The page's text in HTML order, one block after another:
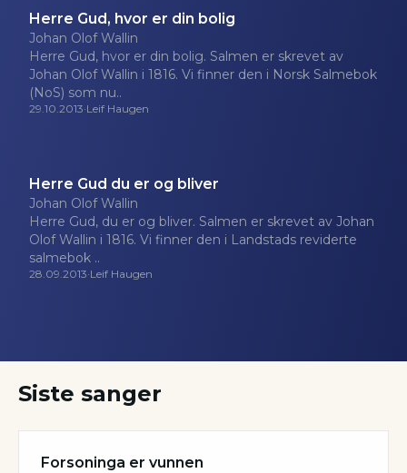
Herre Gud, hvor er din bolig
Johan Olof Wallin
Herre Gud, hvor er din bolig. Salmen er skrevet av
Johan Olof Wallin i 1816. Vi finner den i Norsk Salmebok
(NoS) som nu..
29.10.2013·Leif Haugen
Herre Gud du er og bliver
Johan Olof Wallin
Herre Gud, du er og bliver. Salmen er skrevet av Johan
Olof Wallin i 1816. Vi finner den i Landstads reviderte
salmebok ..
28.09.2013·Leif Haugen
Siste sanger
Forsoninga er vunnen